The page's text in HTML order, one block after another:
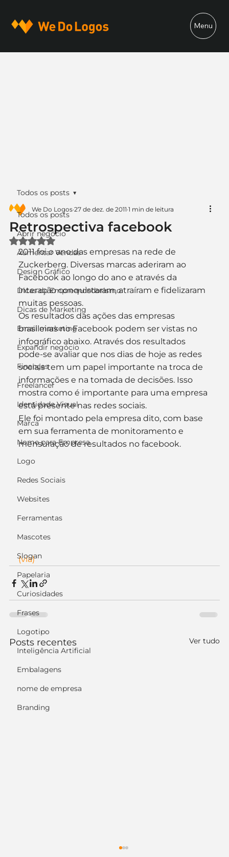
Menu
Todos os posts
Abrir negócio
Aumentar Vendas
Design Gráfico
Dicas de Empreendedorismo
Dicas de Marketing
Email marketing
Expandir negócio
Finanças
Freelancer
Identidade Visual
Marca
Nome para Empresa
Logo
Redes Sociais
Websites
Ferramentas
Mascotes
Slogan
Papelaria
Curiosidades
Frases
Logotipo
Inteligência Artificial
Embalagens
nome de empresa
Branding
Todos os posts
Retrospectiva facebook
We Do Logos 27 de dez. de 2011 1 min de leitura
Avaliado com NaN de 5 estrelas.
2011 foi o ano das empresas na rede de
Zuckerberg. Diversas marcas aderiram ao
Facebook ao longo do ano e através da
interação conquistaram, atraíram e fidelizaram
muitas pessoas.
Os resultados das ações das empresas
brasileiras no Facebook podem ser vistas no
infográfico abaixo. Através dos resultados
pode-se avaliar que nos dias de hoje as redes
sociais tem um papel importante na troca de
informações e na tomada de decisões. Isso
mostra como é importante para uma empresa
está presente nas redes sociais.
Ele foi montado pela empresa dito, com base
em sua ferramenta de monitoramento e
mensuração de resultados no facebook.
(via)
Posts recentes Ver tudo